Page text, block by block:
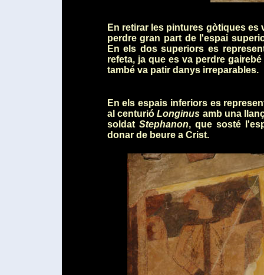
En retirar les pintures gòtiques es
perdre gran part de l'espai
En els dos superiors es
refeta, ja que es va perdre
també va patir danys irreparables.
En els espais inferiors es
al centurióLonginus amb una
soldat Stephanon, que sosté
donar de beure a Crist.